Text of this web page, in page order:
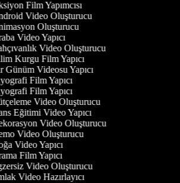
Film Yapımcısı
Video Oluşturucu
Oluşturucu
Video Yapıcı
Video Oluşturucu
Kurgu Film Yapıcı
Videosu Yapıcı
Film Yapıcı
Film Yapıcı
Video Oluşturucu
Eğitimi Video Yapıcı
Video Oluşturucu
Video Oluşturucu
Video Yapıcı
Film Yapıcı
Video Oluşturucu
Video Hazırlayıcı